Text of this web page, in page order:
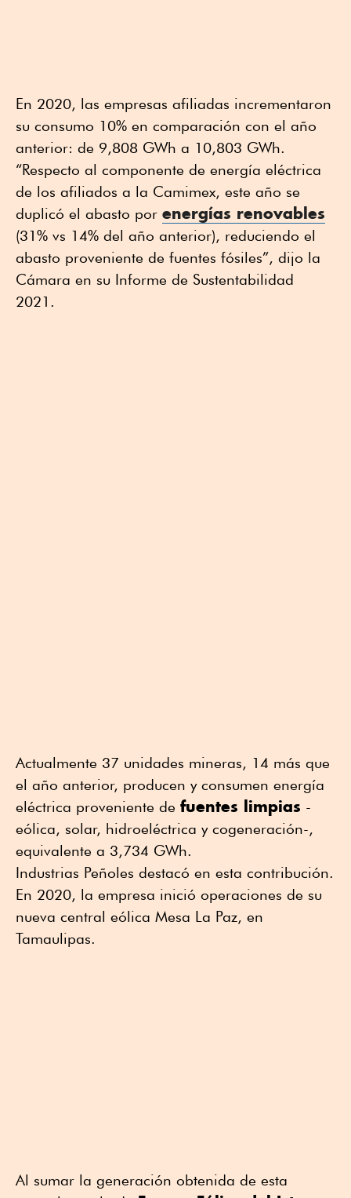
En 2020, las empresas afiliadas incrementaron
su consumo 10% en comparación con el año
anterior: de 9,808 GWh a 10,803 GWh.
“Respecto al componente de energía eléctrica
de los afiliados a la Camimex, este año se
duplicó el abasto por energías renovables
(31% vs 14% del año anterior), reduciendo el
abasto proveniente de fuentes fósiles”, dijo la
Cámara en su Informe de Sustentabilidad
2021.
Actualmente 37 unidades mineras, 14 más que
el año anterior, producen y consumen energía
eléctrica proveniente de fuentes limpias -
eólica, solar, hidroeléctrica y cogeneración-,
equivalente a 3,734 GWh.
Industrias Peñoles destacó en esta contribución.
En 2020, la empresa inició operaciones de su
nueva central eólica Mesa La Paz, en
Tamaulipas.
Al sumar la generación obtenida de esta